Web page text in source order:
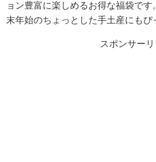
ョン豊富に楽しめるお得な福袋で
末年始のちょっとした手土産にもぴ
スポンサーリ